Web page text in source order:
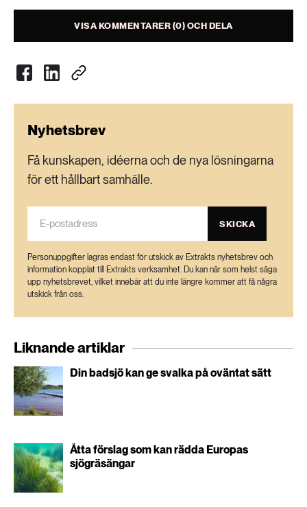
VISA KOMMENTARER (0) OCH DELA
Nyhetsbrev
Få kunskapen, idéerna och de nya lösningarna
för ett hållbart samhälle.
SKICKA
Personuppgifter lagras endast för utskick av Extrakts nyhetsbrev och
information kopplat till Extrakts verksamhet. Du kan när som helst säga
upp nyhetsbrevet, vilket innebär att du inte längre kommer att få några
utskick från oss.
Liknande artiklar
Din badsjö kan ge svalka på oväntat sätt
Åtta förslag som kan rädda Europas
sjögräsängar